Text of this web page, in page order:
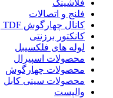
فلاشینگ
فلنج و اتصالات
کانال چهارگوش TDC , TDF
کانکتور برزنتی
لوله های فلکسیبل
محصولات اسپیرال
محصولات چهارگوش
محصولات سینی کابل
والپست